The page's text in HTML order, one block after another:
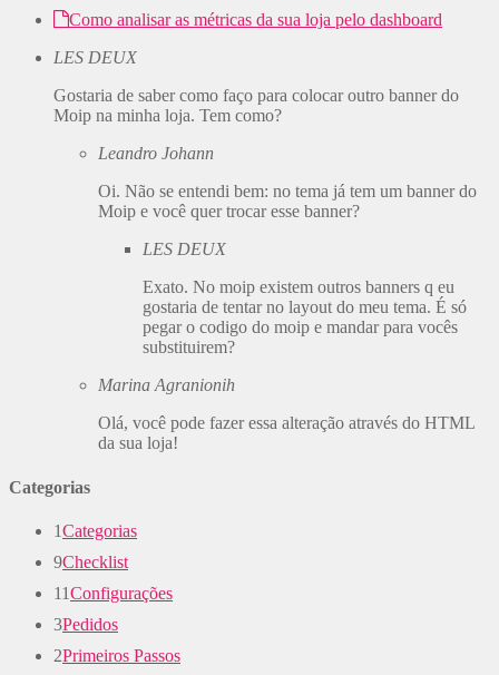
Como analisar as métricas da sua loja pelo dashboard
LES DEUX
Gostaria de saber como faço para colocar outro banner do
Moip na minha loja. Tem como?
Leandro Johann
Oi. Não se entendi bem: no tema já tem um banner do
Moip e você quer trocar esse banner?
LES DEUX
Exato. No moip existem outros banners q eu
gostaria de tentar no layout do meu tema. É só
pegar o codigo do moip e mandar para vocês
substituirem?
Marina Agranionih
Olá, você pode fazer essa alteração através do HTML
da sua loja!
Categorias
1Categorias
9Checklist
11Configurações
3Pedidos
2Primeiros Passos